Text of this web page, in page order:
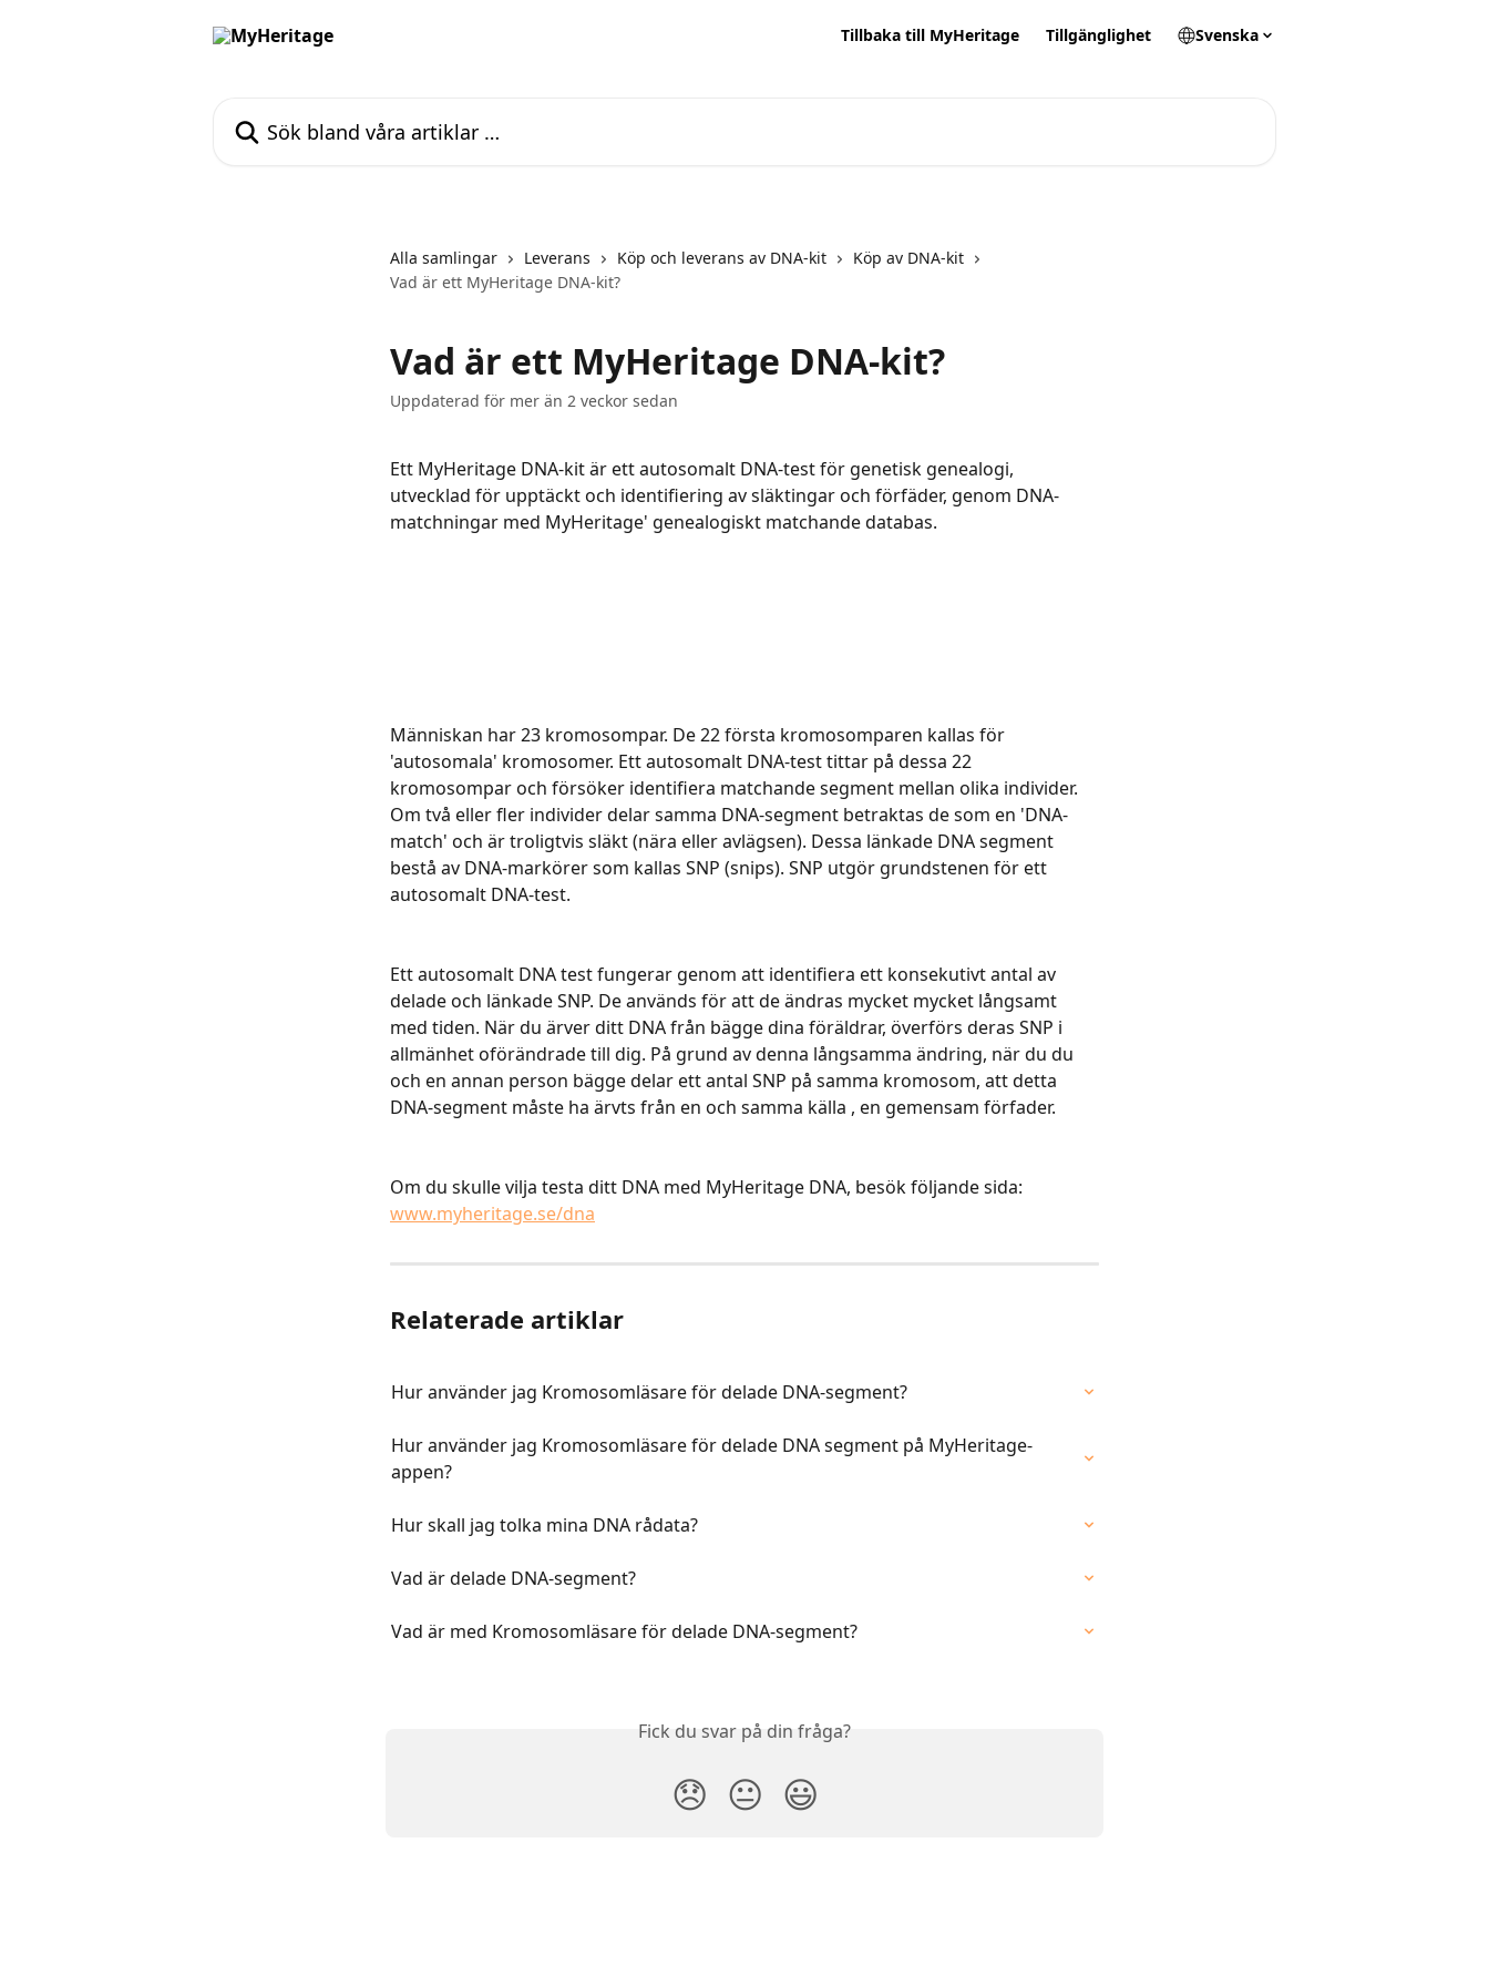
Tillbaka till MyHeritage Tillgänglighet Svenska
Alla samlingar Leverans Köp och leverans av DNA-kit
Köp av DNA-kit
Vad är ett MyHeritage DNA-kit?
Vad är ett MyHeritage DNA-kit?
Uppdaterad för mer än 2 veckor sedan
Ett MyHeritage DNA-kit är ett autosomalt DNA-test för genetisk genealogi,
utvecklad för upptäckt och identifiering av släktingar och förfäder, genom DNA-
matchningar med MyHeritage' genealogiskt matchande databas.
Människan har 23 kromosompar. De 22 första kromosomparen kallas för
'autosomala' kromosomer. Ett autosomalt DNA-test tittar på dessa 22
kromosompar och försöker identifiera matchande segment mellan olika individer.
Om två eller fler individer delar samma DNA-segment betraktas de som en 'DNA-
match' och är troligtvis släkt (nära eller avlägsen). Dessa länkade DNA segment
bestå av DNA-markörer som kallas SNP (snips). SNP utgör grundstenen för ett
autosomalt DNA-test.
Ett autosomalt DNA test fungerar genom att identifiera ett konsekutivt antal av
delade och länkade SNP. De används för att de ändras mycket mycket långsamt
med tiden. När du ärver ditt DNA från bägge dina föräldrar, överförs deras SNP i
allmänhet oförändrade till dig. På grund av denna långsamma ändring, när du du
och en annan person bägge delar ett antal SNP på samma kromosom, att detta
DNA-segment måste ha ärvts från en och samma källa , en gemensam förfader.
Om du skulle vilja testa ditt DNA med MyHeritage DNA, besök följande sida:
www.myheritage.se/dna
Relaterade artiklar
Hur använder jag Kromosomläsare för delade DNA-segment?
Hur använder jag Kromosomläsare för delade DNA segment på MyHeritage-
appen?
Hur skall jag tolka mina DNA rådata?
Vad är delade DNA-segment?
Vad är med Kromosomläsare för delade DNA-segment?
Fick du svar på din fråga?
😞 😐 😃